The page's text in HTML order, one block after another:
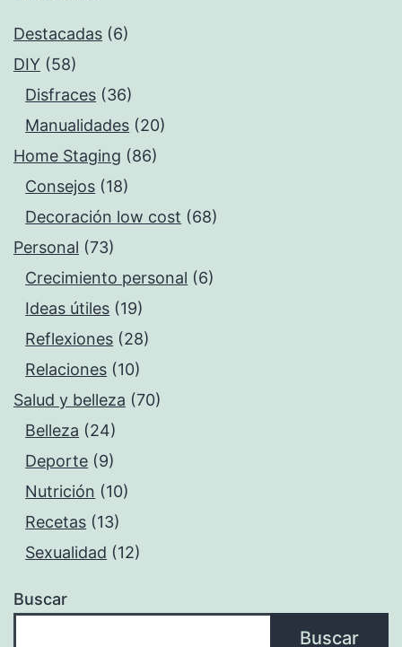
Destacadas (6)
DIY (58)
Disfraces (36)
Manualidades (20)
Home Staging (86)
Consejos (18)
Decoración low cost (68)
Personal (73)
Crecimiento personal (6)
Ideas útiles (19)
Reflexiones (28)
Relaciones (10)
Salud y belleza (70)
Belleza (24)
Deporte (9)
Nutrición (10)
Recetas (13)
Sexualidad (12)
Buscar
Buscar